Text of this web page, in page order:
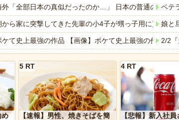
外「全部日本の真似だったのか…」 日本の普通のテレ
から家に突撃してきた先輩の小4子が甥っ子用に買っ
ケて史上最強の作品 【画像】ボケて史上最強の作品、
イニート、面接で嘘をつき採用される
アメリカのヤンキーがアジア人にケンカを売った結果
あなたはアメリカを愛していますか」「はい」トラン
ベテ
娘と
2/2
海外
【胸
ワ
め
5 RT
【速報】男性、焼きそばを簡
4 RT
【悲報】新入社